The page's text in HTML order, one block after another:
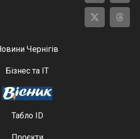
Чернігів
Бізнес та ІТ
Табло ID